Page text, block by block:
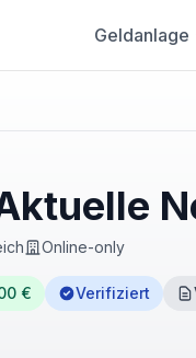
Geldanlage
Online-only
€ Verifiziert